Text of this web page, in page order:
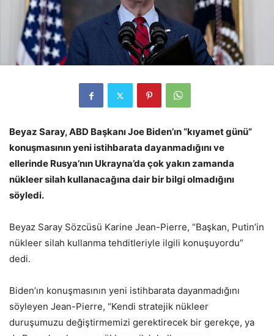
Beyaz Saray, ABD Başkanı Joe Biden’ın “kıyamet günü”
konuşmasının yeni istihbarata dayanmadığını ve
ellerinde Rusya’nın Ukrayna’da çok yakın zamanda
nükleer silah kullanacağına dair bir bilgi olmadığını
söyledi.
Beyaz Saray Sözcüsü Karine Jean-Pierre, “Başkan, Putin’in
nükleer silah kullanma tehditleriyle ilgili konuşuyordu”
dedi.
Biden’ın konuşmasının yeni istihbarata dayanmadığını
söyleyen Jean-Pierre, “Kendi stratejik nükleer
duruşumuzu değiştirmemizi gerektirecek bir gerekçe, ya